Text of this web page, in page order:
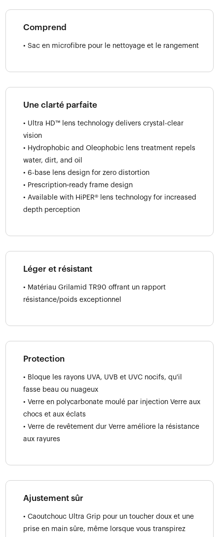
Comprend
• Sac en microfibre pour le nettoyage et le rangement
Une clarté parfaite
• Ultra HD™ lens technology delivers crystal-clear
vision
• Hydrophobic and Oleophobic lens treatment repels
water, dirt, and oil
• 6-base lens design for zero distortion
• Prescription‑ready frame design
• Available with HiPER® lens technology for increased
depth perception
Léger et résistant
• Matériau Grilamid TR90 offrant un rapport
résistance/poids exceptionnel
Protection
• Bloque les rayons UVA, UVB et UVC nocifs, qu'il
fasse beau ou nuageux
• Verre en polycarbonate moulé par injection Verre aux
chocs et aux éclats
• Verre de revêtement dur Verre améliore la résistance
aux rayures
Ajustement sûr
• Caoutchouc Ultra Grip pour un toucher doux et une
prise en main sûre, même lorsque vous transpirez